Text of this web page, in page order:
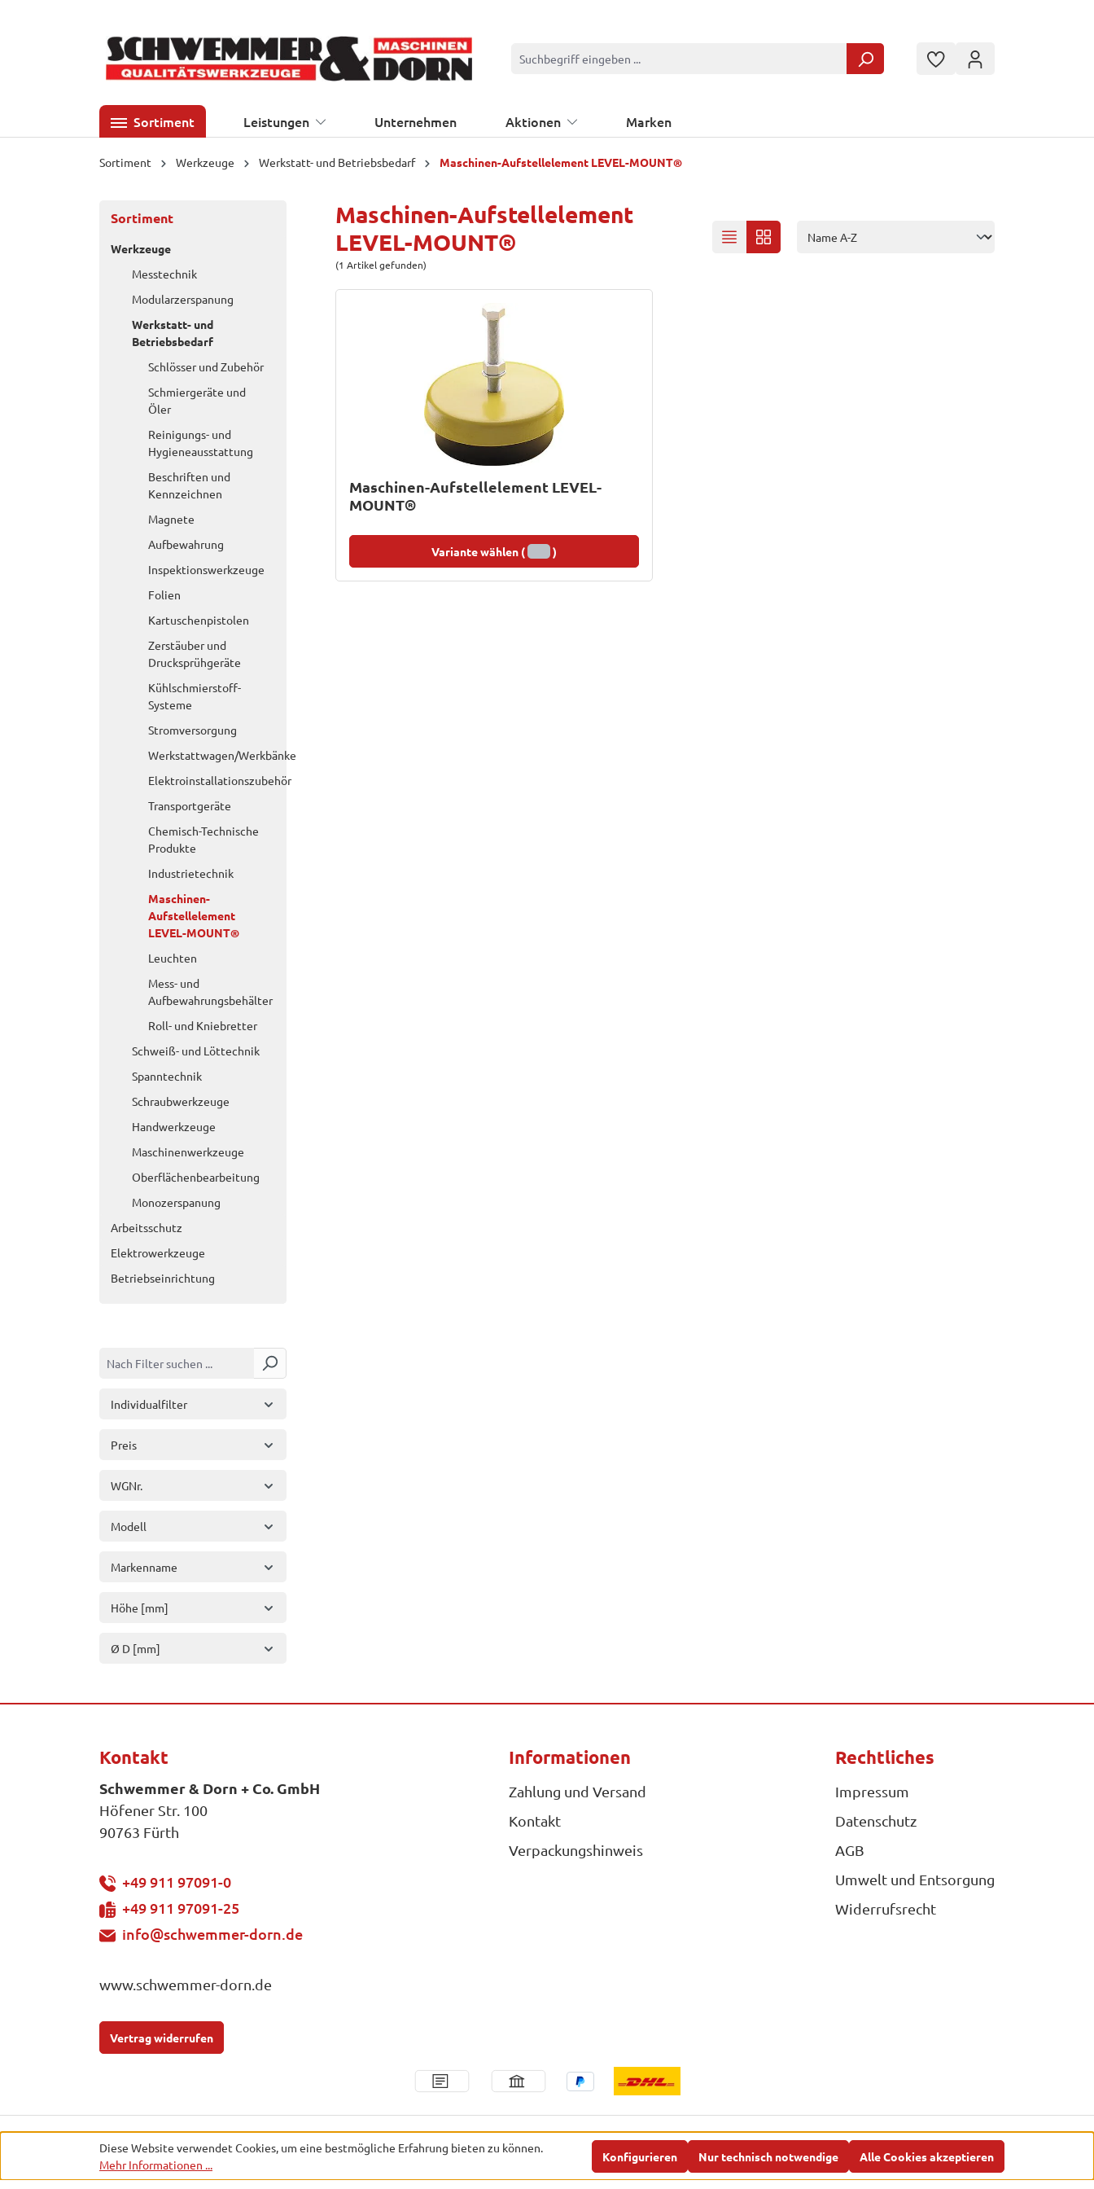
Sortiment Leistungen Unternehmen Aktionen Marken
Sortiment Werkzeuge Werkstatt- und Betriebsbedarf Maschinen-Aufstellelement LEVEL-MOUNT®
Sortiment
Werkzeuge
Messtechnik
Modularzerspanung
Werkstatt- und
Betriebsbedarf
Schlösser und Zubehör
Schmiergeräte und
Öler
Reinigungs- und
Hygieneausstattung
Beschriften und
Kennzeichnen
Magnete
Aufbewahrung
Inspektionswerkzeuge
Folien
Kartuschenpistolen
Zerstäuber und
Drucksprühgeräte
Kühlschmierstoff-
Systeme
Stromversorgung
Werkstattwagen/Werkbänke
Elektroinstallationszubehör
Transportgeräte
Chemisch-Technische
Produkte
Industrietechnik
Maschinen-
Aufstellelement
LEVEL-MOUNT®
Leuchten
Mess- und
Aufbewahrungsbehälter
Roll- und Kniebretter
Schweiß- und Löttechnik
Spanntechnik
Schraubwerkzeuge
Handwerkzeuge
Maschinenwerkzeuge
Oberflächenbearbeitung
Monozerspanung
Arbeitsschutz
Elektrowerkzeuge
Betriebseinrichtung
Individualfilter
Preis
WGNr.
Modell
Markenname
Höhe [mm]
Ø D [mm]
Maschinen-Aufstellelement
LEVEL-MOUNT®
(1 Artikel gefunden)
Maschinen-Aufstellelement LEVEL-
MOUNT®
Variante wählen ( )
Kontakt
Schwemmer & Dorn + Co. GmbH
Höfener Str. 100
90763 Fürth
+49 911 97091-0
+49 911 97091-25
info@schwemmer-dorn.de
www.schwemmer-dorn.de
Vertrag widerrufen
Informationen
Zahlung und Versand
Kontakt
Verpackungshinweis
Rechtliches
Impressum
Datenschutz
AGB
Umwelt und Entsorgung
Widerrufsrecht
* Alle Preise exkl. gesetzl. Mehrwertsteuer zzgl.Versandkostenund ggf. Nachnahmegebühren, wenn nicht anders angegeben.
Diese Website verwendet Cookies, um eine bestmögliche Erfahrung bieten zu können.
Mehr Informationen ...
Nur technisch notwendige
Konfigurieren Alle Cookies akzeptieren